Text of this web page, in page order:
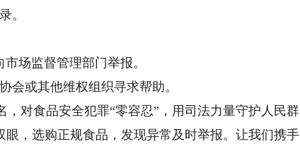
。
场监督管理部门举报。
或其他维权组织寻求帮助。
对食品安全犯罪“零容忍”，用司法力量守护人民群
，选购正规食品，发现异常及时举报。让我们携手